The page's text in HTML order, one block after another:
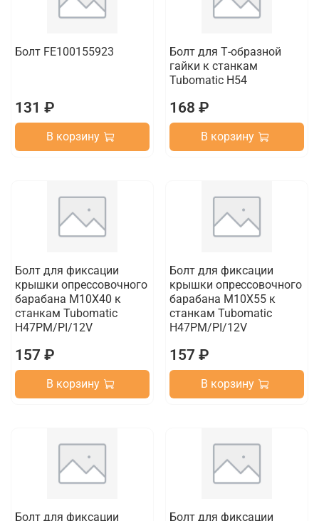
Болт FE100155923
131 ₽
В корзину
Болт для Т-образной
гайки к станкам
Tubomatic H54
168 ₽
В корзину
Болт для фиксации
крышки опрессовочного
барабана M10X40 к
станкам Tubomatic
H47PM/PI/12V
157 ₽
В корзину
Болт для фиксации
крышки опрессовочного
барабана M10X55 к
станкам Tubomatic
H47PM/PI/12V
157 ₽
В корзину
Болт для фиксации
Болт для фиксации